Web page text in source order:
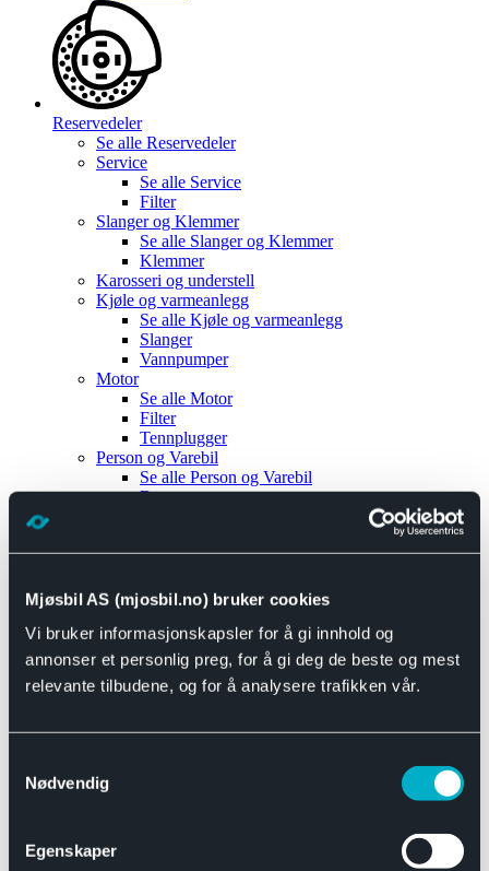
Mjøsbil AS (mjosbil.no) bruker cookies
Vi bruker informasjonskapsler for å gi innhold og
annonser et personlig preg, for å gi deg de beste og mest
relevante tilbudene, og for å analysere trafikken vår.
Nødvendig
Egenskaper
Reservedeler
Se alle Reservedeler
Service
Se alle Service
Filter
Slanger og Klemmer
Se alle Slanger og Klemmer
Klemmer
Karosseri og understell
Kjøle og varmeanlegg
Se alle Kjøle og varmeanlegg
Slanger
Vannpumper
Motor
Se alle Motor
Filter
Tennplugger
Person og Varebil
Se alle Person og Varebil
Brems
Motor og drivverk
Se alle Universal
Bremsedeler
Se alle Bremsedeler
Bremsenippler
Drivline og motor
Se alle Drivline og motor
Eksosanlegg